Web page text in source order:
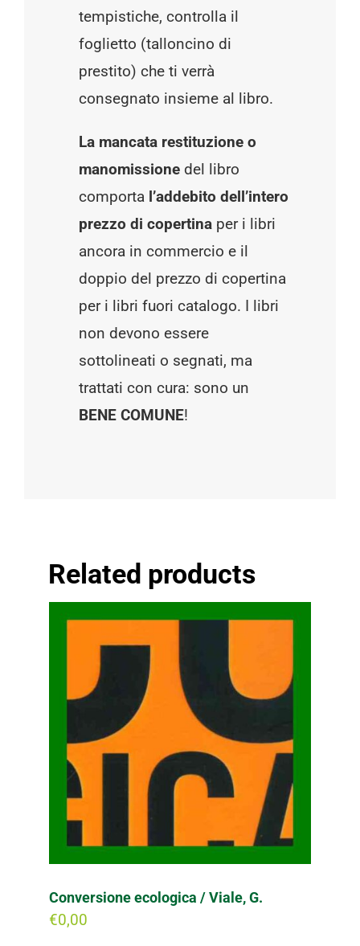
tempistiche, controlla il
foglietto (talloncino di
prestito) che ti verrà
consegnato insieme al libro.
La mancata restituzione o
manomissione del libro
comportal’addebito dell’intero
prezzo di copertina per i libri
ancora in commercio e il
doppio del prezzo di copertina
per i libri fuori catalogo. I libri
non devono essere
sottolineati o segnati, ma
trattati con cura: sono un
BENE COMUNE!
Related products
Conversione ecologica / Viale, G.
€0,00